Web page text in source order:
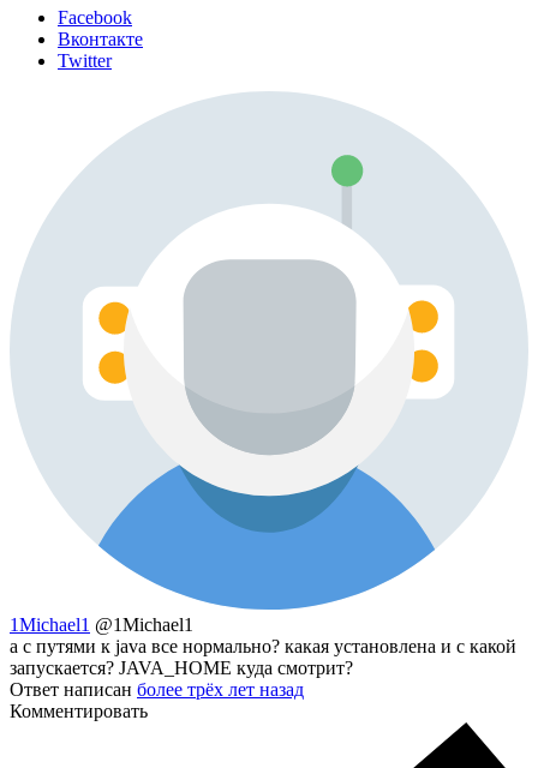
Facebook
Вконтакте
Twitter
1Michael1 @1Michael1
а с путями к java все нормально? какая установлена и с какой
запускается? JAVA_HOME куда смотрит?
Ответ написан более трёх лет назад
Комментировать